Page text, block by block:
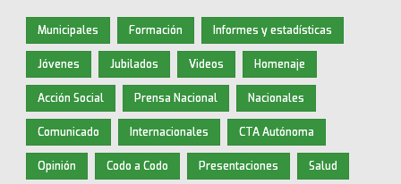
Municipales Formación Informes y estadísticas
Jóvenes Jubilados Videos Homenaje
Acción Social Prensa Nacional Nacionales
Comunicado Internacionales CTA Autónoma
Opinión Codo a Codo Presentaciones Salud